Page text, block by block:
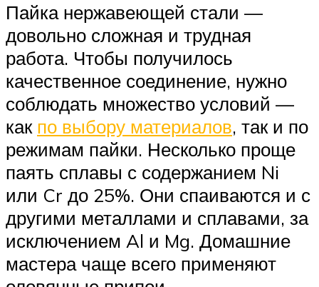
Пайка нержавеющей стали —
довольно сложная и трудная
работа. Чтобы получилось
качественное соединение, нужно
соблюдать множество условий —
как по выбору материалов, так и по
режимам пайки. Несколько проще
паять сплавы с содержанием Ni
или Cr до 25%. Они спаиваются и с
другими металлами и сплавами, за
исключением Al и Mg. Домашние
мастера чаще всего применяют